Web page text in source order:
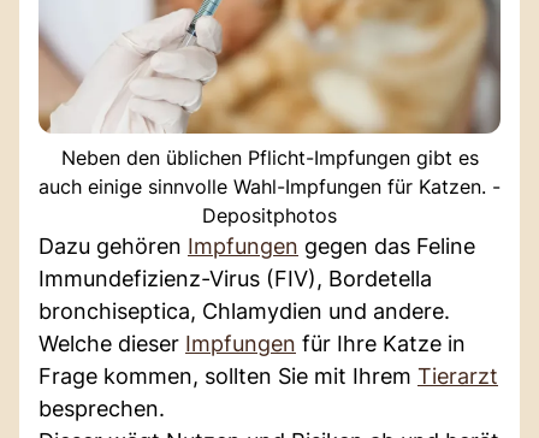
Neben den üblichen Pflicht-Impfungen gibt es
auch einige sinnvolle Wahl-Impfungen für Katzen. -
Depositphotos
Dazu gehören Impfungen gegen das Feline
Immundefizienz-Virus (FIV), Bordetella
bronchiseptica, Chlamydien und andere.
Welche dieser Impfungen für Ihre Katze in
Frage kommen, sollten Sie mit Ihrem Tierarzt
besprechen.